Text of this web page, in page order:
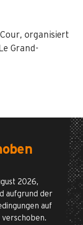
organisiert
Grand-
2026,
aufgrund der
auf
verschoben.